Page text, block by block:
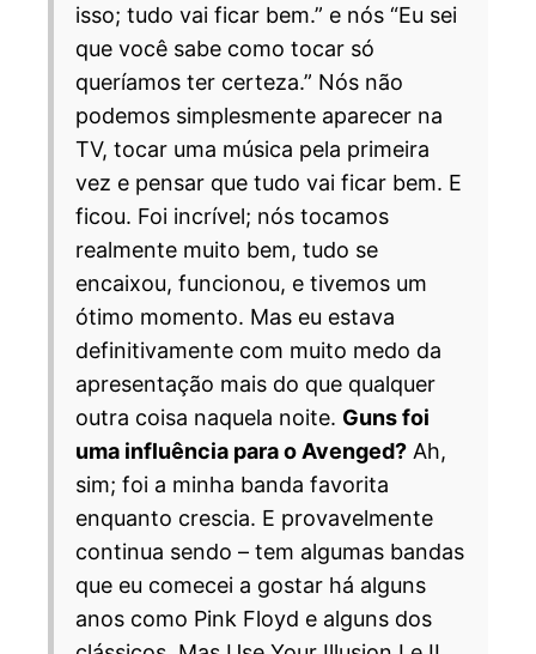
isso; tudo vai ficar bem.” e nós “Eu sei
que você sabe como tocar só
queríamos ter certeza.” Nós não
podemos simplesmente aparecer na
TV, tocar uma música pela primeira
vez e pensar que tudo vai ficar bem. E
ficou. Foi incrível; nós tocamos
realmente muito bem, tudo se
encaixou, funcionou, e tivemos um
ótimo momento. Mas eu estava
definitivamente com muito medo da
apresentação mais do que qualquer
outra coisa naquela noite. Guns foi
uma influência para o Avenged? Ah,
sim; foi a minha banda favorita
enquanto crescia. E provavelmente
continua sendo – tem algumas bandas
que eu comecei a gostar há alguns
anos como Pink Floyd e alguns dos